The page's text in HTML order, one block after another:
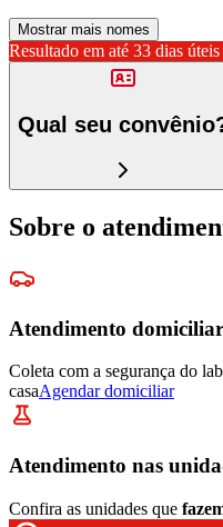
Mostrar mais nomes
Resultado em até 33 dias úteis
Qual seu
Sobre o
Atendimento domiciliar
Coleta com a segurança do
casaAgendar domiciliar
Atendimento nas
Confira as unidades que